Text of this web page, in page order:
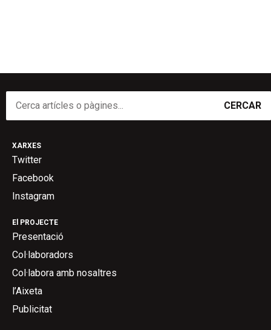
CERCAR
El PROJECTE
Presentació
Col·laboradors
Col·labora amb nosaltres
l’Aixeta
Publicitat
XARXES
Twitter
Facebook
Instagram